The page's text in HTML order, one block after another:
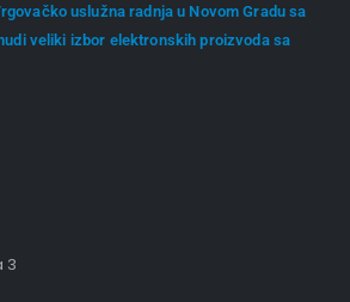
uslužna radnja u Novom Gradu sa
veliki izbor elektronskih proizvoda sa
3